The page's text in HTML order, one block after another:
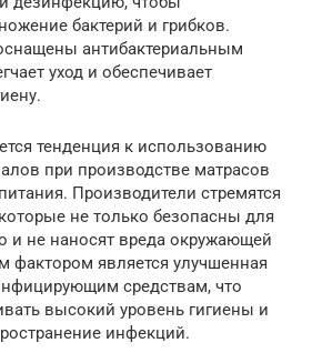
бактерий и грибков.
антибактериальным
уход и обеспечивает
тенденция к использованию
при производстве матрасов
Производители стремятся
не только безопасны для
и не наносят вреда окружающей
фактором является улучшенная
средствам, что
высокий уровень гигиены и
инфекций.